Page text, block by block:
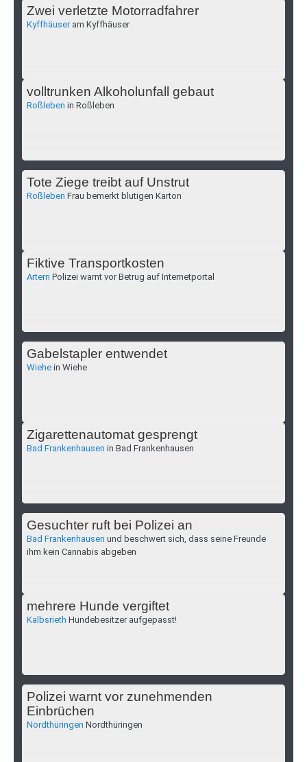
Zwei verletzte Motorradfahrer
Kyffhäuseram Kyffhäuser
volltrunken Alkoholunfall gebaut
Roßleben in Roßleben
Tote Ziege treibt auf Unstrut
Roßleben Frau bemerkt blutigen Karton
Fiktive Transportkosten
Artern Polizei warnt vor Betrug auf Internetportal
Gabelstapler entwendet
Wiehe in Wiehe
Zigarettenautomat gesprengt
Bad Frankenhausen in Bad Frankenhausen
Gesuchter ruft bei Polizei an
Bad Frankenhausen und beschwert sich, dass seine Freunde
ihm kein Cannabis abgeben
mehrere Hunde vergiftet
Kalbsrieth Hundebesitzer aufgepasst!
Polizei warnt vor zunehmenden
Einbrüchen
Nordthüringen Nordthüringen